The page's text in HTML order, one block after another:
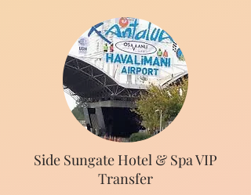
Side Sungate Hotel & Spa VIP
Transfer